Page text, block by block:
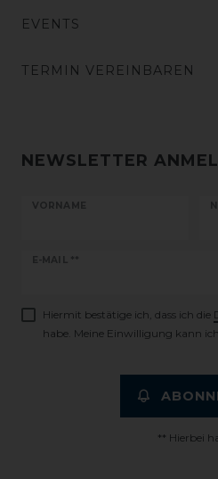
EVENTS
TERMIN VEREINBAREN
NEWSLETTER
VORNAME
E-MAIL **
Newsletter
Hiermit bestätige ich, dass ich die
habe. Meine Einwilligung kann
** Hierbei